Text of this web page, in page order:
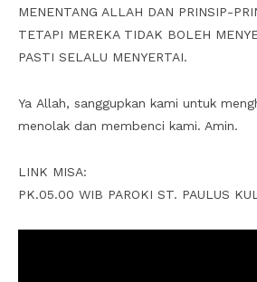
MENENTANG ALLAH DAN PRINSIP-
TETAPI MEREKA TIDAK BOLEH
PASTI SELALU MENYERTAI.
Ya Allah, sanggupkan kami untuk
menolak dan membenci kami. Amin.
LINK MISA:
PK.05.00 WIB PAROKI ST. PAULUS